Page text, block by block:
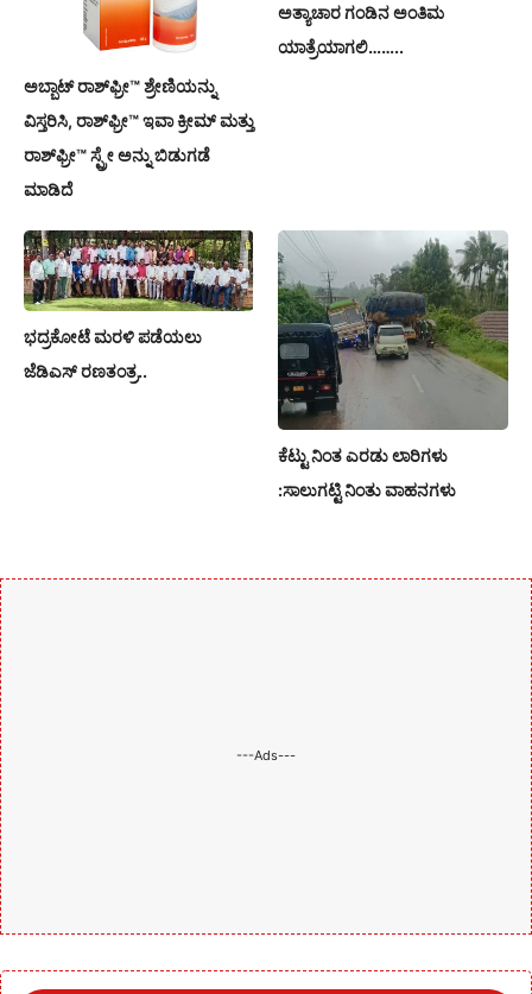
ಅಬ್ಬಾಟ್ ರಾಶ್‌ಫ್ರೀ™️ ಶ್ರೇಣಿಯನ್ನು
ವಿಸ್ತರಿಸಿ, ರಾಶ್‌ಫ್ರೀ™️ ಇವಾ ಕ್ರೀಮ್ ಮತ್ತು
ರಾಶ್‌ಫ್ರೀ™️ ಸ್ಪ್ರೇ ಅನ್ನು ಬಿಡುಗಡೆ
ಮಾಡಿದೆ
ಅತ್ಯಾಚಾರ ಗಂಡಿನ ಅಂತಿಮ
ಯಾತ್ರೆಯಾಗಲಿ……..
ಭದ್ರಕೋಟೆ ಮರಳಿ ಪಡೆಯಲು
ಜೆಡಿಎಸ್ ರಣತಂತ್ರ..
ಕೆಟ್ಟು ನಿಂತ ಎರಡು ಲಾರಿಗಳು
:ಸಾಲುಗಟ್ಟಿ ನಿಂತು ವಾಹನಗಳು
---Ads---